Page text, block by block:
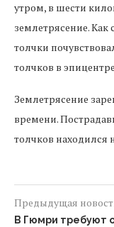
утром, в шести
землетрясение. Как
толчки
толчков в
Землетрясение
времени.
толчков находился
Предыдущая
В Гюмри требуют